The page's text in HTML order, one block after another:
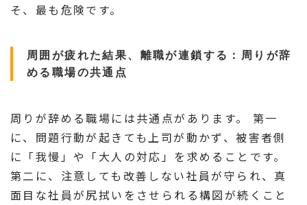
そ、最も危険です。
周囲が疲れた結果、離職が連鎖する：周りが辞
める職場の共通点
周りが辞める職場には共通点があります。 第一
に、問題行動が起きても上司が動かず、被害者側
に「我慢」や「大人の対応」を求めることです。
第二に、注意しても改善しない社員が守られ、真
面目な社員が尻拭いをさせられる構図が続くこと